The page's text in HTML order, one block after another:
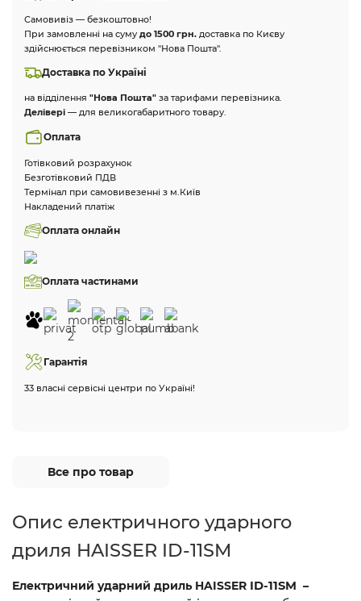
Самовивіз — безкоштовно!
При замовленні на суму до 1500 грн. доставка по Києву
здійснюється перевізником "Нова Пошта".
Доставка по Україні
на відділення "Нова Пошта" за тарифами перевізника.
Делівері — для великогабаритного товару.
Оплата
Готівковий розрахунок
Безготівковий ПДВ
Термінал при самовивезенні з м.Київ
Накладений платіж
Оплата онлайн
Оплата частинами
Гарантія
33 власні сервісні центри по Україні!
Все про товар
Опис електричного ударного
дриля HAISSER ID-11SM
Електричний ударний дриль HAISSER ID-11SM –